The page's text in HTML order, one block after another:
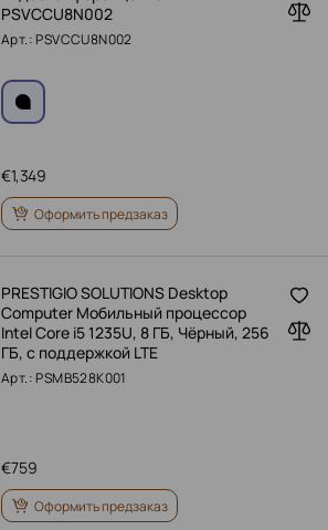
PSVCCU8N002
Арт.: PSVCCU8N002
1,349
€
Оформить предзаказ
PRESTIGIO SOLUTIONS Desktop
Computer Мобильный процессор
Intel Core i5 1235U, 8 ГБ, Чёрный, 256
ГБ, с поддержкой LTE
Арт.: PSMB528K001
759
€
Оформить предзаказ